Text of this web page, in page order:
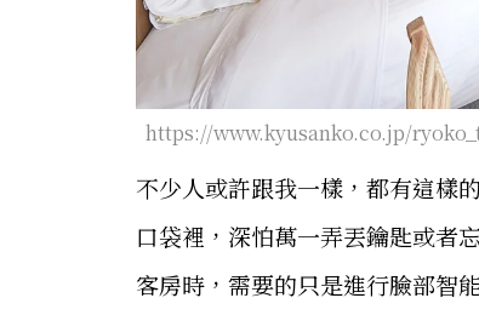
https://www.kyusanko.co.jp/
不少人或許跟我一樣，都有這樣
口袋裡，深怕萬一弄丟鑰匙或者
客房時，需要的只是進行臉部智